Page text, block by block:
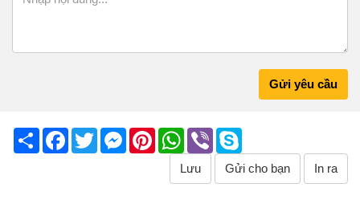
Gửi yêu cầu
Share Facebook
TwitterMessenger
PinterestWhatsApp
Viber
Lưu Gửi cho bạn In ra